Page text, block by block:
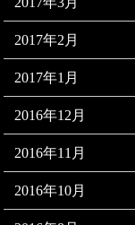
2017年2月
2017年1月
2016年12月
2016年11月
2016年10月